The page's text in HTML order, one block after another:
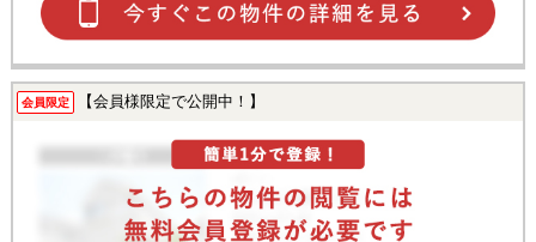
会員限定 【会員様限定で公開中！】